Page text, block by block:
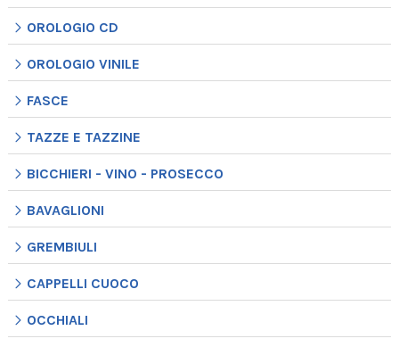
OROLOGIO CD
OROLOGIO VINILE
FASCE
TAZZE E TAZZINE
BICCHIERI - VINO - PROSECCO
BAVAGLIONI
GREMBIULI
CAPPELLI CUOCO
OCCHIALI